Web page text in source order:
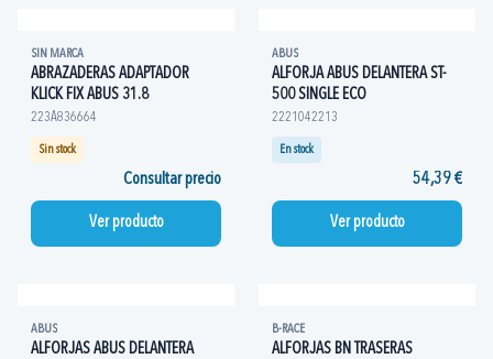
SIN MARCA
ABRAZADERAS ADAPTADOR
KLICK FIX ABUS 31.8
223A836664
Sin stock
Consultar precio
Ver producto
ABUS
ALFORJA ABUS DELANTERA ST-
500 SINGLE ECO
2221042213
En stock
54,39 €
Ver producto
ABUS
ALFORJAS ABUS DELANTERA
B-RACE
ALFORJAS BN TRASERAS